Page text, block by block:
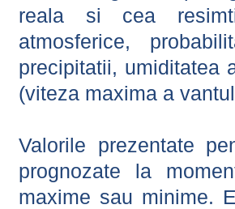
reala si cea
atmosferice,
precipitatii, umiditatea
(viteza maxima a
Valorile prezentate
prognozate la
maxime sau minime.